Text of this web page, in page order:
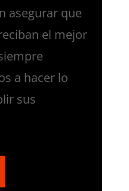
asegurar que
el mejor
a hacer lo
sus